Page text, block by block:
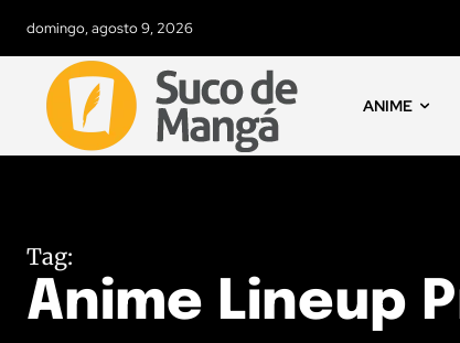
domingo, agosto 9, 2026
ANIME
Tag:
Anime Lineup